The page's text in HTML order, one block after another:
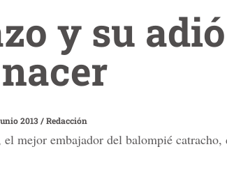
y su
2013/Redacción
el mejor embajador del balompié